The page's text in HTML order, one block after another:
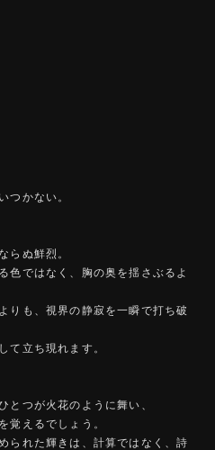
つかない。
らぬ鮮烈。
色ではなく、胸の奥を揺さぶるよ
りも、視界の静寂を一瞬で打ち破
て立ち現れます。
とつが火花のように舞い、
覚えるでしょう。
られた輝きは、計算ではなく、詩